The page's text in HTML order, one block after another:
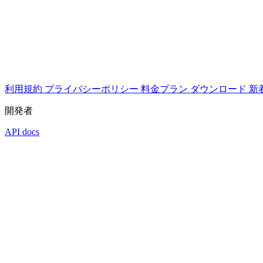
利用規約 プライバシーポリシー 料金プラン ダウンロード 新
開発者
API docs